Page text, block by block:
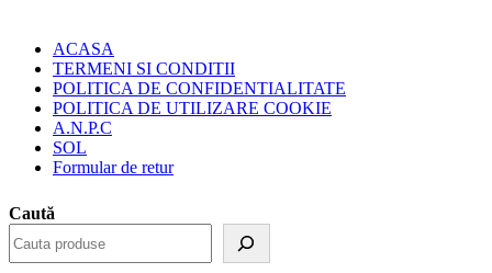
ACASA
TERMENI SI CONDITII
POLITICA DE CONFIDENTIALITATE
POLITICA DE UTILIZARE COOKIE
A.N.P.C
SOL
Formular de retur
Caută